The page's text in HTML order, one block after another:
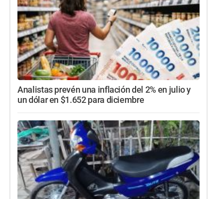
Analistas prevén una inflación del 2% en julio y
un dólar en $1.652 para diciembre